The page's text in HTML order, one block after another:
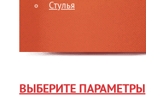
Стулья
ВЫБЕРИТЕ ПАРАМЕТРЫ